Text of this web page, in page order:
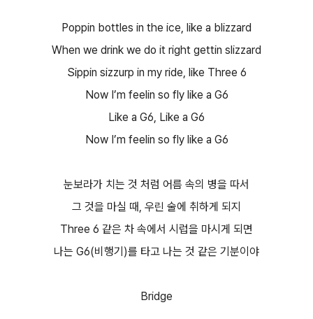
Poppin bottles in the ice, like a blizzard
When we drink we do it right gettin slizzard
Sippin sizzurp in my ride, like Three 6
Now I’m feelin so fly like a G6
Like a G6, Like a G6
Now I’m feelin so fly like a G6
눈보라가 치는 것 처럼 어름 속의 병을 따서
그 것을 마실 때, 우린 술에 취하게 되지
Three 6 같은 차 속에서 시럽을 마시게 되면
나는 G6(비행기)를 타고 나는 것 같은 기분이야
Bridge